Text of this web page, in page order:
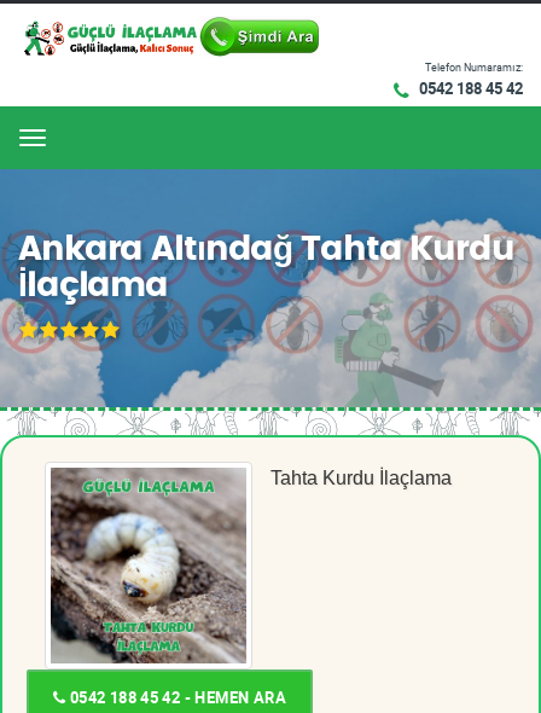
Telefon Numaramız:
0542 188 45 42
Menu
Ankara Altındağ Tahta Kurdu
İlaçlama
Tahta Kurdu İlaçlama
0542 188 45 42 - HEMEN ARA